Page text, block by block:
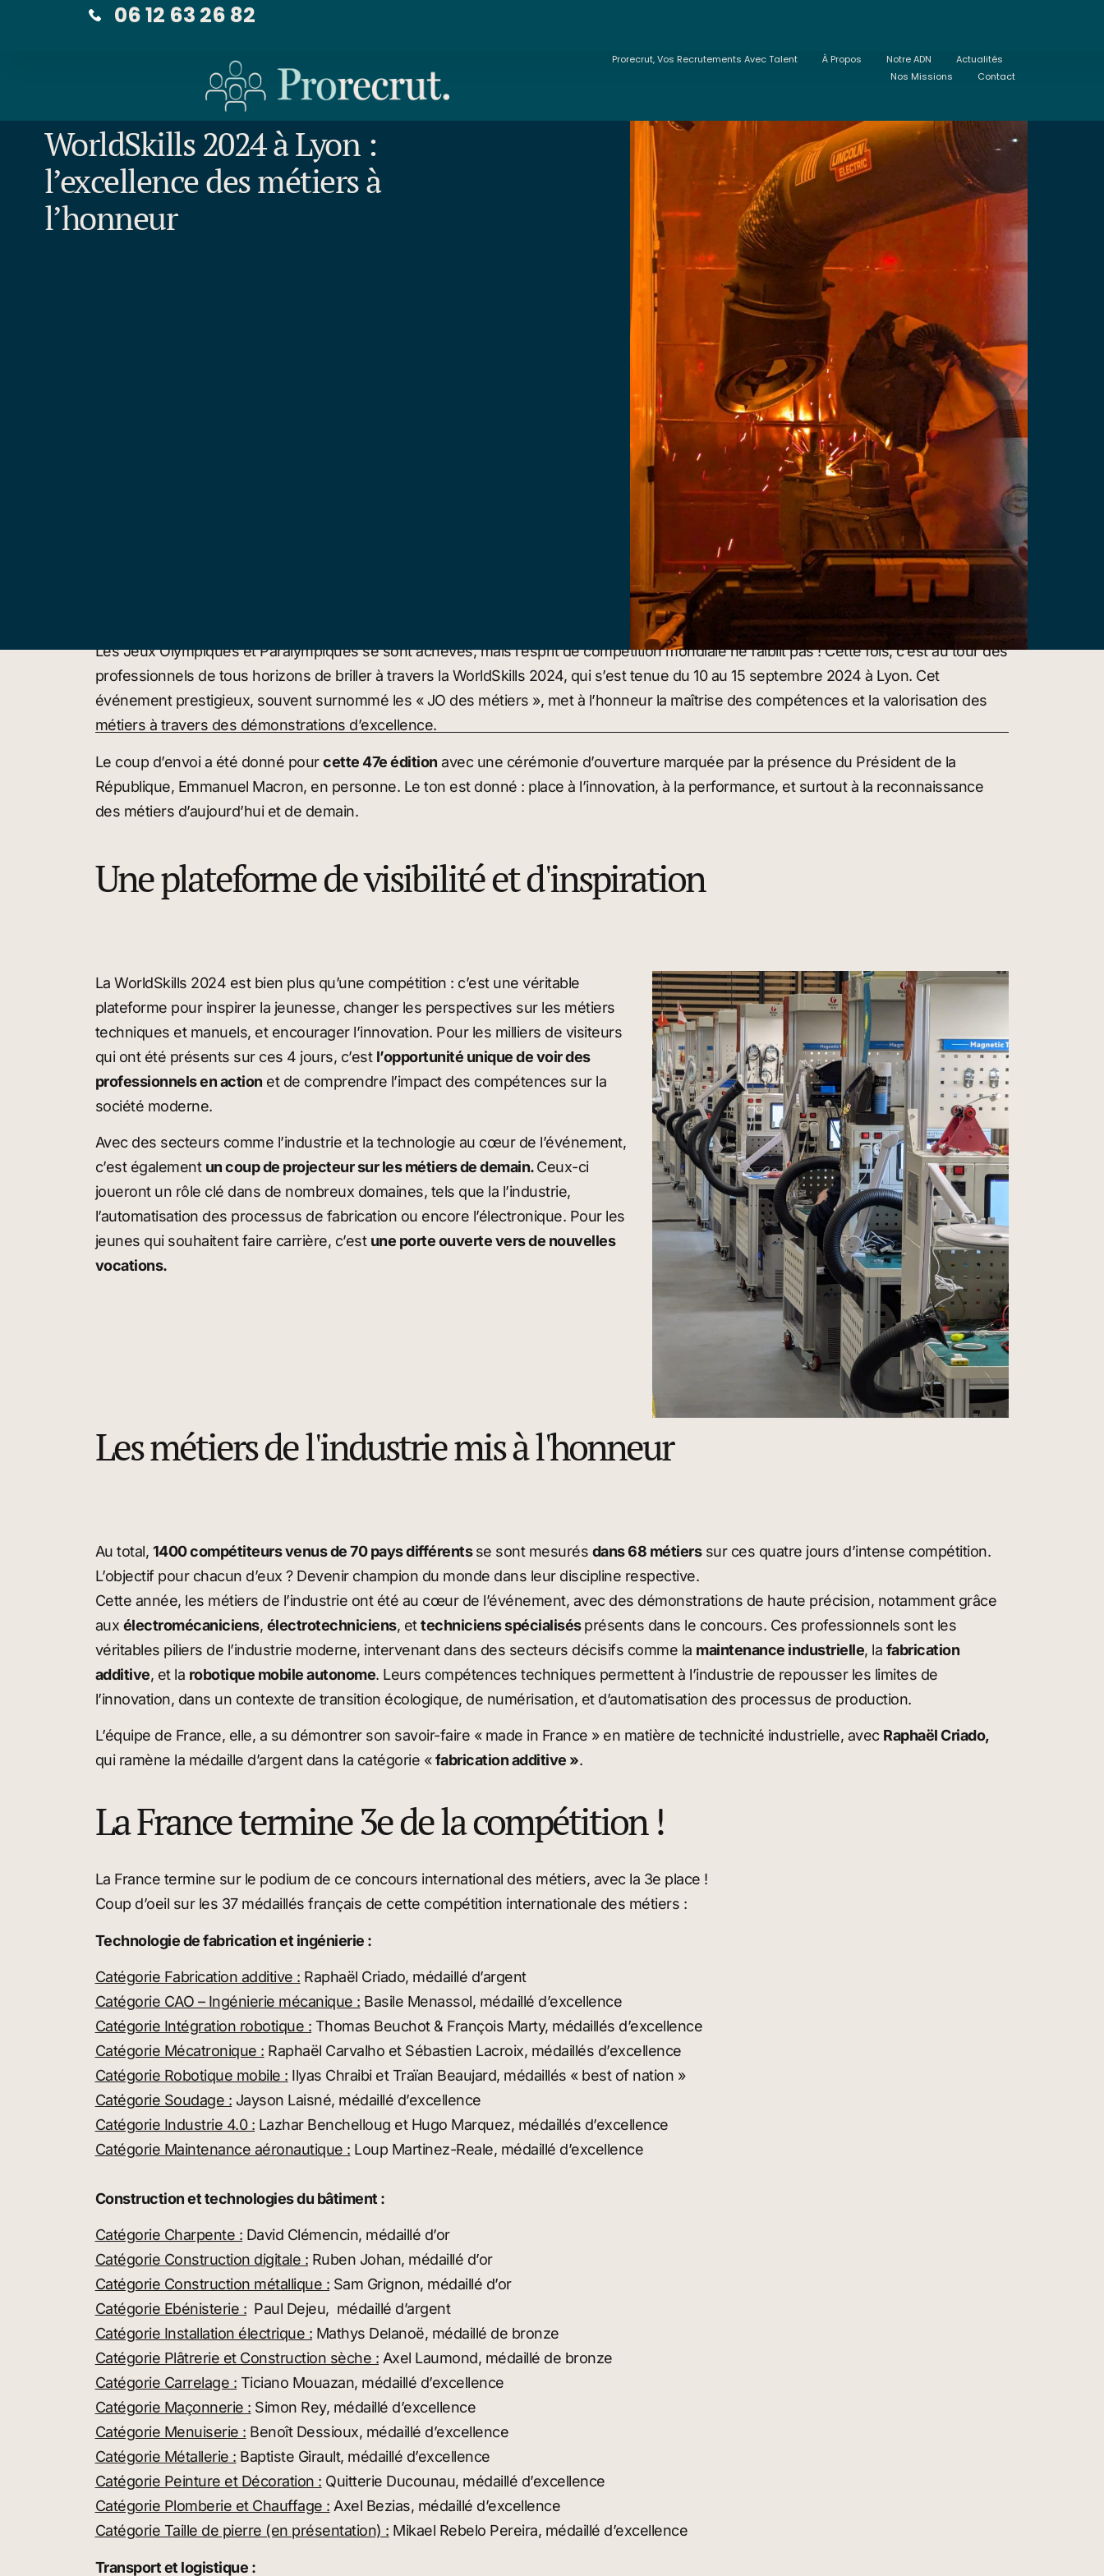
06 12 63 26 82
Prorecrut, Vos Recrutements Avec Talent À Propos Notre ADN
Actualités
Nos Missions
Contact
WorldSkills 2024 à Lyon :
l’excellence des métiers à
l’honneur
Les Jeux Olympiques et Paralympiques se sont achevés, mais l’esprit de compétition mondiale ne faiblit pas ! Cette fois, c’est au tour des
professionnels de tous horizons de briller à travers la WorldSkills 2024, qui s’est tenue du 10 au 15 septembre 2024 à Lyon. Cet
événement prestigieux, souvent surnommé les « JO des métiers », met à l’honneur la maîtrise des compétences et la valorisation des
métiers à travers des démonstrations d’excellence.
Le coup d’envoi a été donné pourcette 47e édition avec une cérémonie d’ouverture marquée par la présence du Président de la
République, Emmanuel Macron, en personne. Le ton est donné : place à l’innovation, à la performance, et surtout à la reconnaissance
des métiers d’aujourd’hui et de demain.
Une plateforme de visibilité et d'inspiration
La WorldSkills 2024 est bien plus qu’une compétition : c’est une véritable
plateforme pour inspirer la jeunesse, changer les perspectives sur les métiers
techniques et manuels, et encourager l’innovation. Pour les milliers de visiteurs
qui ont été présents sur ces 4 jours, c’est l’opportunité unique de voir des
professionnels en action et de comprendre l’impact des compétences sur la
société moderne.
Avec des secteurs comme l’industrie et la technologie au cœur de l’événement,
c’est également un coup de projecteur sur les métiers de demain.Ceux-ci
joueront un rôle clé dans de nombreux domaines, tels que la l’industrie,
l’automatisation des processus de fabrication ou encore l’électronique. Pour les
jeunes qui souhaitent faire carrière, c’est une porte ouverte vers de nouvelles
vocations.
Les métiers de l'industrie mis à l'honneur
Au total, 1400 compétiteurs venus de 70 pays différentsse sont mesurés dans 68 métierssur ces quatre jours d’intense compétition.
L’objectif pour chacun d’eux ? Devenir champion du monde dans leur discipline respective.
Cette année, les métiers de l’industrie ont été au cœur de l’événement, avec des démonstrations de haute précision, notamment grâce
aux électromécaniciens, électrotechniciens, ettechniciens spécialisésprésents dans le concours. Ces professionnels sont les
véritables piliers de l’industrie moderne, intervenant dans des secteurs décisifs comme la maintenance industrielle, la fabrication
additive, et la robotique mobile autonome. Leurs compétences techniques permettent à l’industrie de repousser les limites de
l’innovation, dans un contexte de transition écologique, de numérisation, et d’automatisation des processus de production.
L’équipe de France, elle, a su démontrer son savoir-faire « made in France » en matière de technicité industrielle, avec Raphaël Criado,
qui ramène la médaille d’argent dans la catégorie «fabrication additive ».
La France termine 3e de la compétition !
La France termine sur le podium de ce concours international des métiers, avec la 3e place !
Coup d’oeil sur les 37 médaillés français de cette compétition internationale des métiers :
Technologie de fabrication et ingénierie :
Catégorie Fabrication additive : Raphaël Criado, médaillé d’argent
Catégorie CAO – Ingénierie mécanique : Basile Menassol, médaillé d’excellence
Catégorie Intégration robotique : Thomas Beuchot & François Marty, médaillés d’excellence
Catégorie Mécatronique : Raphaël Carvalho et Sébastien Lacroix, médaillés d’excellence
Catégorie Robotique mobile : Ilyas Chraibi et Traïan Beaujard, médaillés « best of nation »
Catégorie Soudage : Jayson Laisné, médaillé d’excellence
Catégorie Industrie 4.0 : Lazhar Benchelloug et Hugo Marquez, médaillés d’excellence
Catégorie Maintenance aéronautique : Loup Martinez-Reale, médaillé d’excellence
Construction et technologies du bâtiment :
Catégorie Charpente : David Clémencin, médaillé d’or
Catégorie Construction digitale : Ruben Johan, médaillé d’or
Catégorie Construction métallique : Sam Grignon, médaillé d’or
Catégorie Ebénisterie : Paul Dejeu, médaillé d’argent
Catégorie Installation électrique : Mathys Delanoë, médaillé de bronze
Catégorie Plâtrerie et Construction sèche : Axel Laumond, médaillé de bronze
Catégorie Carrelage : Ticiano Mouazan, médaillé d’excellence
Catégorie Maçonnerie : Simon Rey, médaillé d’excellence
Catégorie Menuiserie : Benoît Dessioux, médaillé d’excellence
Catégorie Métallerie : Baptiste Girault, médaillé d’excellence
Catégorie Peinture et Décoration : Quitterie Ducounau, médaillé d’excellence
Catégorie Plomberie et Chauffage : Axel Bezias, médaillé d’excellence
Catégorie Taille de pierre (en présentation) : Mikael Rebelo Pereira, médaillé d’excellence
Transport et logistique :